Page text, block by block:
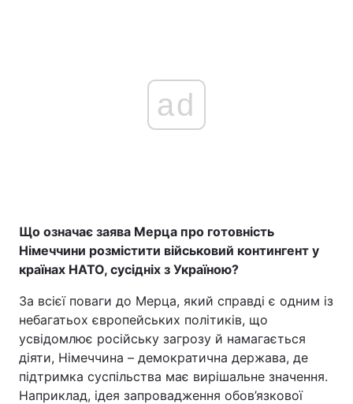
ad
Що означає заява Мерца про готовність
Німеччини розмістити військовий контингент у
країнах НАТО, сусідніх з Україною?
За всієї поваги до Мерца, який справді є одним із
небагатьох європейських політиків, що
усвідомлює російську загрозу й намагається
діяти, Німеччина – демократична держава, де
підтримка суспільства має вирішальне значення.
Наприклад, ідея запровадження обов’язкової